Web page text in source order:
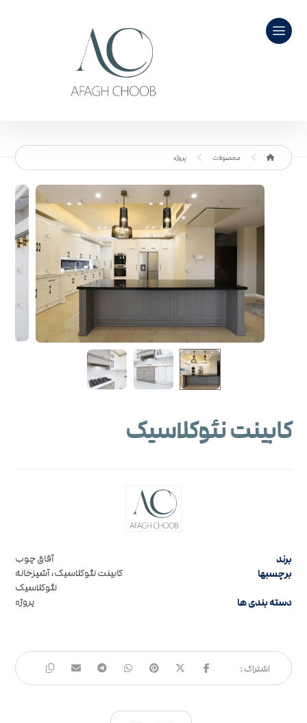
محصولات پروژه
کابینت نئوکلاسیک
برند آفاق چوب
برچسبها
کابینت نئوکلاسیک، آشپزخانه
نئوکلاسیک
دسته بندی ها پروژه